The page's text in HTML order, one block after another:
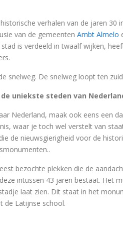
verhalen van de jaren 30
van de gemeenten Ambt Almelo
is verdeeld in twaalf wijken,
snelweg. De snelweg loopt ten
uniekste steden van
Nederland, maak ook eens een
waar je toch wel verstelt van
de nieuwsgierigheid voor de
bezochte plekken die de
intussen 43 jaren bestaat. Het
laat zien. Dit staat in het
de Latijnse school.